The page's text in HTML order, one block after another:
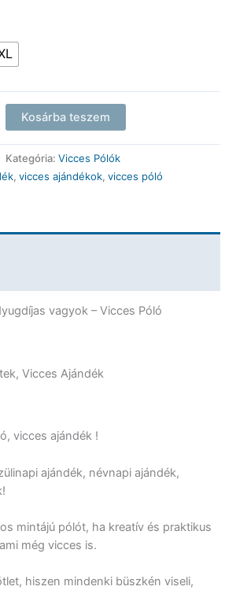
Kosárba teszem
Kategória: Vicces Pólók
, vicces ajándékok, vicces póló
vagyok – Vicces Póló
Vicces Ajándék
vicces ajándék !
ajándék, névnapi ajándék,
mintájú pólót, ha kreatív és praktikus
még vicces is.
hiszen mindenki büszkén viseli,